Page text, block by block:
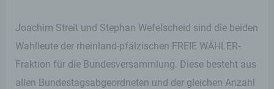
Joachim Streit und Stephan Wefelscheid sind die beiden
Wahlleute der rheinland-pfälzischen FREIE WÄHLER-
Fraktion für die Bundesversammlung. Diese besteht aus
allen Bundestagsabgeordneten und der gleichen Anzahl